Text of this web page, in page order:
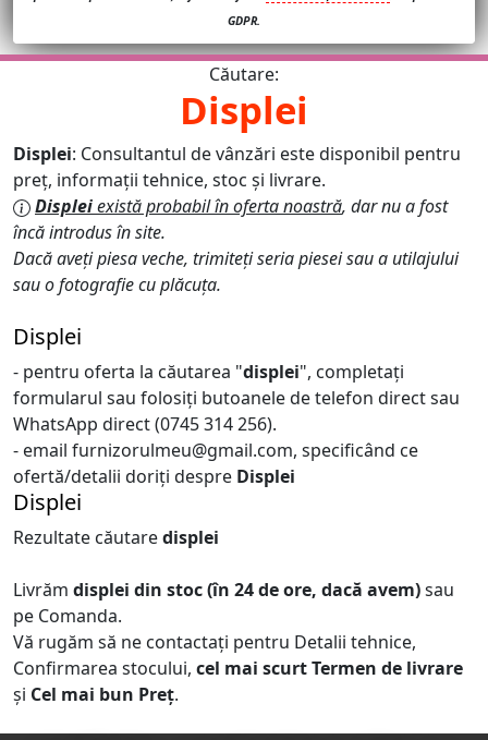
GDPR.
Căutare:
Displei
Displei: Consultantul de vânzări este disponibil pentru
preț, informații tehnice, stoc și livrare.
Displeiexistă probabil în oferta noastră, dar nu a fost
încă introdus în site.
Dacă aveți piesa veche, trimiteți seria piesei sau a utilajului
sau o fotografie cu plăcuța.
Displei
- pentru oferta la căutarea "displei", completați
formularul sau folosiți butoanele de telefon direct sau
WhatsApp direct (0745 314 256).
- email furnizorulmeu@gmail.com, specificând ce
ofertă/detalii doriți despre Displei
Displei
Rezultate căutaredisplei
Livrăm displei din stoc (în 24 de ore, dacă avem)sau
pe Comanda.
Vă rugăm să ne contactați pentru Detalii tehnice,
Confirmarea stocului, cel mai scurt Termen de livrare
și Cel mai bun Preț.